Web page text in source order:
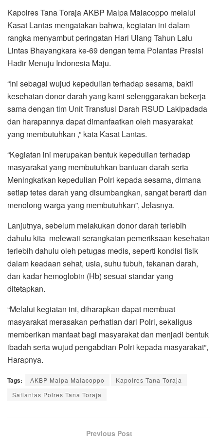
Kapolres Tana Toraja AKBP Malpa Malacoppo melalui
Kasat Lantas mengatakan bahwa, kegiatan ini dalam
rangka menyambut peringatan Hari Ulang Tahun Lalu
Lintas Bhayangkara ke-69 dengan tema Polantas Presisi
Hadir Menuju Indonesia Maju.
“Ini sebagai wujud kepedulian terhadap sesama, bakti
kesehatan donor darah yang kami selenggarakan bekerja
sama dengan tim Unit Transfusi Darah RSUD Lakipadada
dan harapannya dapat dimanfaatkan oleh masyarakat
yang membutuhkan ,” kata Kasat Lantas.
“Kegiatan ini merupakan bentuk kepedulian terhadap
masyarakat yang membutuhkan bantuan darah serta
Meningkatkan kepedulian Polri kepada sesama, dimana
setiap tetes darah yang disumbangkan, sangat berarti dan
menolong warga yang membutuhkan”, Jelasnya.
Lanjutnya, sebelum melakukan donor darah terlebih
dahulu kita melewati serangkaian pemeriksaan kesehatan
terlebih dahulu oleh petugas medis, seperti kondisi fisik
dalam keadaan sehat, usia, suhu tubuh, tekanan darah,
dan kadar hemoglobin (Hb) sesuai standar yang
ditetapkan.
“Melalui kegiatan ini, diharapkan dapat membuat
masyarakat merasakan perhatian dari Polri, sekaligus
memberikan manfaat bagi masyarakat dan menjadi bentuk
ibadah serta wujud pengabdian Polri kepada masyarakat”,
Harapnya.
Tags: AKBP Malpa Malacoppo
Kapolres Tana Toraja
Satlantas Polres Tana Toraja
Previous Post